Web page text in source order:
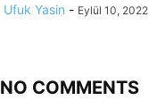
Ufuk Yasin - Eylül 10, 2022
NO COMMENTS